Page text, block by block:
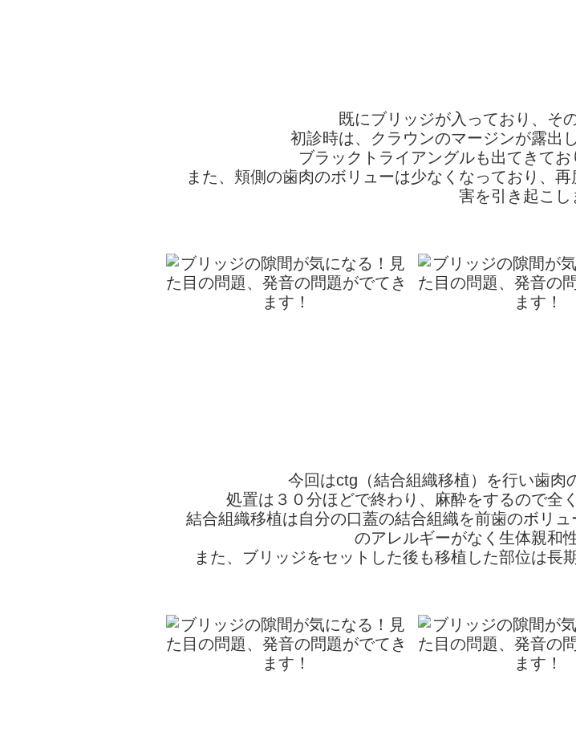
既にブリッジが入っており、そ
初診時は、クラウンのマージンが露出
ブラックトライアングルも出てきてお
また、頬側の歯肉のボリューは少なくなっており、
害を引き起こし
今回はctg（結合組織移植）を行い歯肉
処置は３０分ほどで終わり、麻酔をするので全
結合組織移植は自分の口蓋の結合組織を前歯のボリ
のアレルギーがなく生体親和
また、ブリッジをセットした後も移植した部位は長